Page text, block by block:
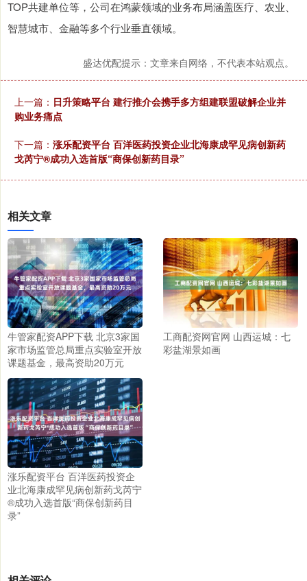
TOP共建单位等，公司在鸿蒙领域的业务布局涵盖医疗、农业、
智慧城市、金融等多个行业垂直领域。
盛达优配提示：文章来自网络，不代表本站观点。
上一篇： 日升策略平台 建行推介会携手多方组建联盟破解企业并
购业务痛点
下一篇： 涨乐配资平台 百洋医药投资企业北海康成罕见病创新药
戈芮宁®成功入选首版“商保创新药目录”
相关文章
牛管家配资APP下载 北京3家国
家市场监管总局重点实验室开放
课题基金，最高资助20万元
工商配资网官网 山西运城：七
彩盐湖景如画
涨乐配资平台 百洋医药投资企
业北海康成罕见病创新药戈芮宁
®成功入选首版“商保创新药目
录”